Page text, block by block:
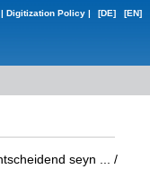
| Digitization Policy | [DE] [EN]
seyn ...
/